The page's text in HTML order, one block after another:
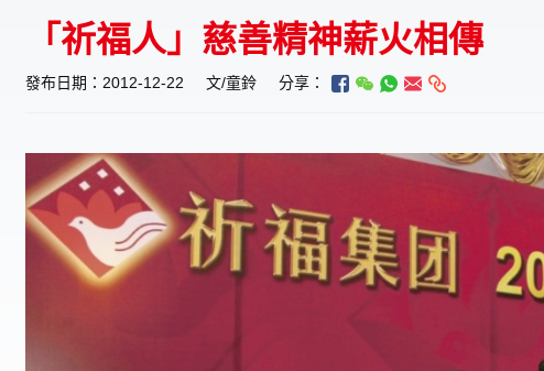
「祈福人」慈善精神薪火相傳
發布日期：2012-12-22 文/童鈴 分享：